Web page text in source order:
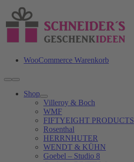
Inhalt
springen
WooCommerce Warenkorb
Toggle
Navigation
Shop
Villeroy & Boch
WMF
FIFTYEIGHT PRODUCTS
Rosenthal
HERRNHUTER
WENDT & KÜHN
Goebel – Studio 8